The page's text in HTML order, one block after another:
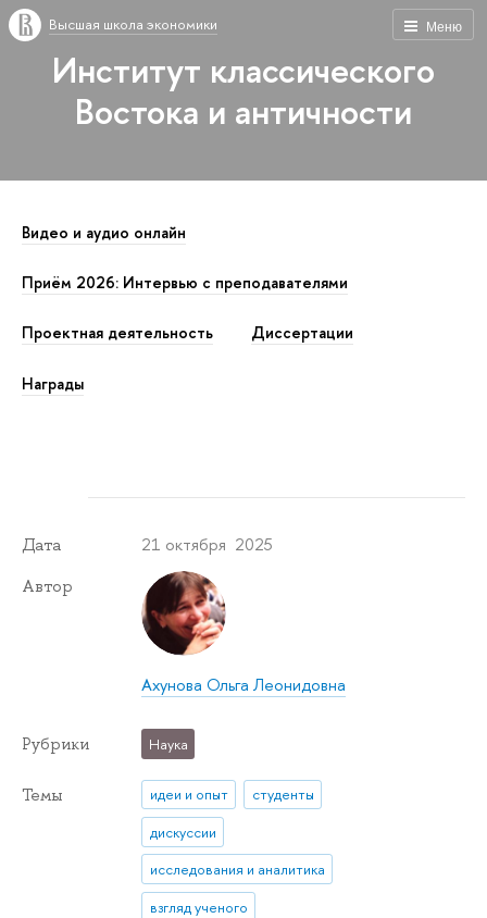
Меню
Высшая школа экономики
Институт классического
Востока и античности
Видео и аудио онлайн
Приём 2026: Интервью с преподавателями
Проектная деятельность Диссертации
Награды
Дата 21 октября 2025
Автор
Ахунова Ольга Леонидовна
Рубрики Наука
Темы идеи и опыт
студенты
дискуссии
исследования и аналитика
взгляд ученого